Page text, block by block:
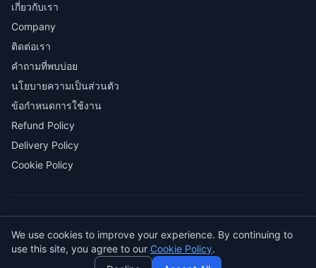
เกี่ยวกับเรา
Company
ติดต่อเรา
คำถามที่พบบ่อย
นโยบายความเป็นส่วนตัว
ข้อกำหนดการใช้งาน
Refund Policy
Delivery Policy
Cookie Policy
GitHubLinkedIn
AI
We use cookies to improve your experience. By continuing to
use this site, you agree to our Cookie Policy.